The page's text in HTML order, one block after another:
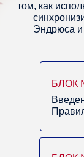
том, как
Эндрюса и
БЛОК